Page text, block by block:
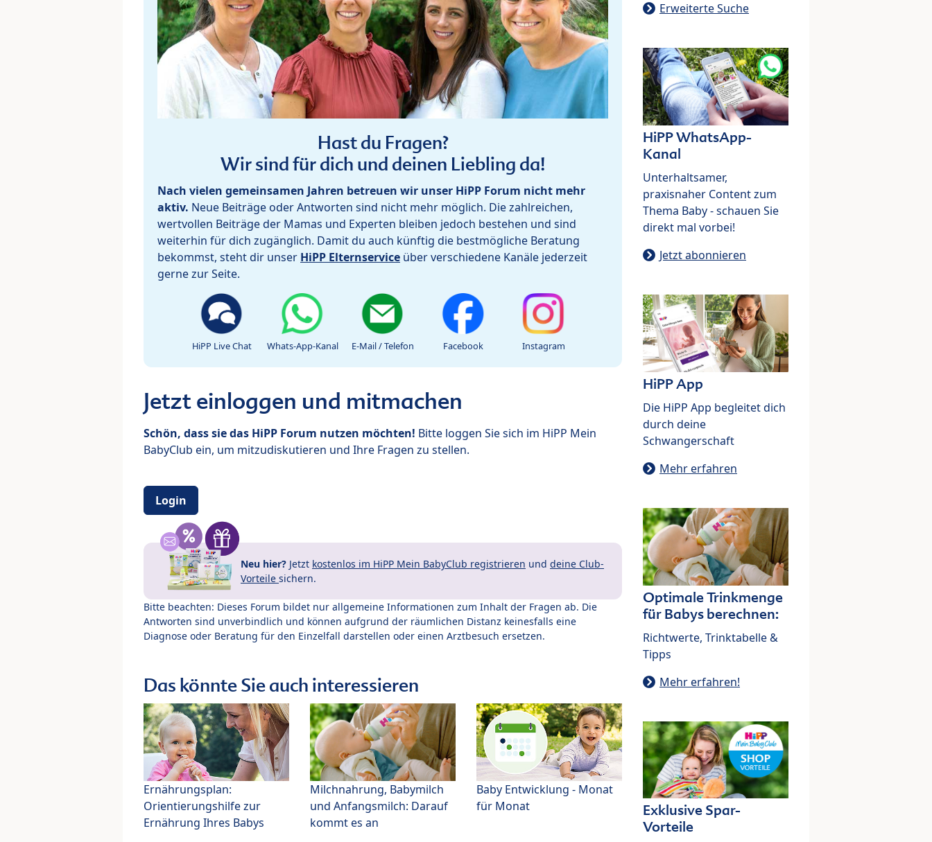
Hast du Fragen?
Wir sind für dich und deinen Liebling da!
Nach vielen gemeinsamen Jahren betreuen wir unser HiPP Forum nicht mehr
aktiv. Neue Beiträge oder Antworten sind nicht mehr möglich. Die zahlreichen,
wertvollen Beiträge der Mamas und Experten bleiben jedoch bestehen und sind
weiterhin für dich zugänglich. Damit du auch künftig die bestmögliche Beratung
bekommst, steht dir unser HiPP Elternservice über verschiedene Kanäle jederzeit
gerne zur Seite.
HiPP Live Chat Whats-App-Kanal E-Mail / Telefon Facebook Instagram
Jetzt einloggen und mitmachen
Schön, dass sie das HiPP Forum nutzen möchten! Bitte loggen Sie sich im HiPP Mein
BabyClub ein, um mitzudiskutieren und Ihre Fragen zu stellen.
Login
Neu hier? Jetzt kostenlos im HiPP Mein BabyClub registrieren und deine Club-
Vorteile sichern.
Bitte beachten: Dieses Forum bildet nur allgemeine Informationen zum Inhalt der Fragen ab. Die
Antworten sind unverbindlich und können aufgrund der räumlichen Distanz keinesfalls eine
Diagnose oder Beratung für den Einzelfall darstellen oder einen Arztbesuch ersetzen.
Das könnte Sie auch interessieren
Ernährungsplan:
Orientierungshilfe zur
Ernährung Ihres Babys
Milchnahrung, Babymilch
und Anfangsmilch: Darauf
kommt es an
Baby Entwicklung - Monat
für Monat
Erweiterte Suche
HiPP WhatsApp-
Kanal
Unterhaltsamer,
praxisnaher Content zum
Thema Baby - schauen Sie
direkt mal vorbei!
Jetzt abonnieren
HiPP App
Die HiPP App begleitet dich
durch deine
Schwangerschaft
Mehr erfahren
Optimale Trinkmenge
für Babys berechnen:
Richtwerte, Trinktabelle &
Tipps
Mehr erfahren!
Exklusive Spar-
Vorteile